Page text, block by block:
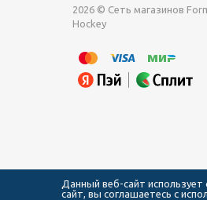
2026 © Сеть магазинов
Hockey
Данный веб-сайт
сайт, вы соглашаетесь с